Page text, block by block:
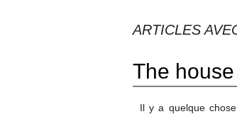
ARTICLES
The
Il y a quelque